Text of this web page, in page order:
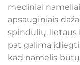
mediniai
apsauginiais
spindulių, lietaus
pat galima
kad namelis